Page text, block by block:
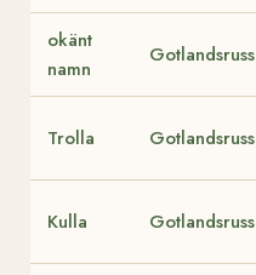
okänt
namn
Gotlandsruss
Trolla Gotlandsruss
Kulla Gotlandsruss